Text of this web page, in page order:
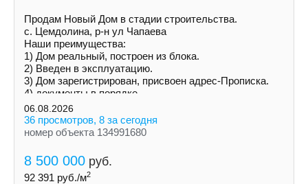
Продам Новый Дом в стадии строительства.
с. Цемдолина, р-н ул Чапаева
Наши преимущества:
1) Дoм peальный, построен из блока.
2) Введен в эксплуатацию.
3) Дoм зарегистрирован, присвоен адрес-Прописка.
4) документы в порядке.
5) Ceмeйнaя ипотека!
06.08.2026
36 просмотров, 8 за сегодня
номер объекта 134991680
8 500 000 руб.
92 391 руб./м2